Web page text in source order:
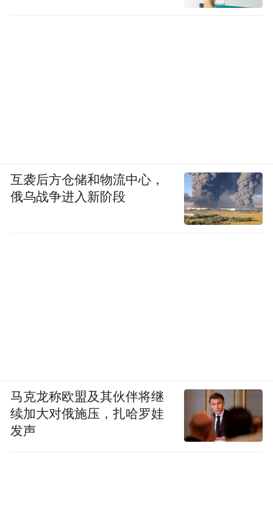
互袭后方仓储和物流中心，
俄乌战争进入新阶段
马克龙称欧盟及其伙伴将继
续加大对俄施压，扎哈罗娃
发声